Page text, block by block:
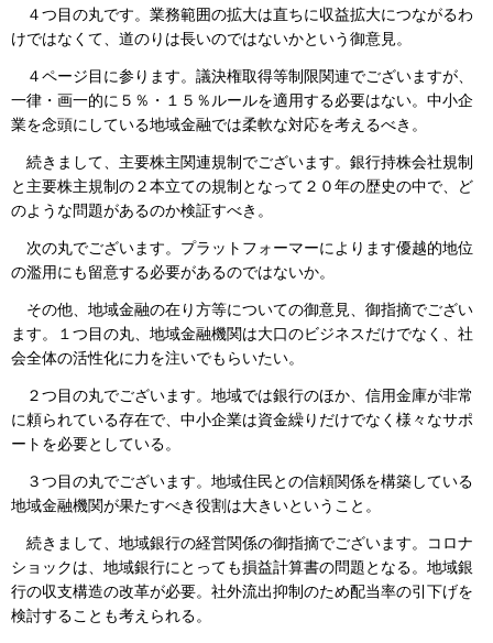
４つ目の丸です。業務範囲の拡大は直ちに収益拡大につながるわ
けではなくて、道のりは長いのではないかという御意見。
４ページ目に参ります。議決権取得等制限関連でございますが、
一律・画一的に５％・１５％ルールを適用する必要はない。中小企
業を念頭にしている地域金融では柔軟な対応を考えるべき。
続きまして、主要株主関連規制でございます。銀行持株会社規制
と主要株主規制の２本立ての規制となって２０年の歴史の中で、ど
のような問題があるのか検証すべき。
次の丸でございます。プラットフォーマーによります優越的地位
の濫用にも留意する必要があるのではないか。
その他、地域金融の在り方等についての御意見、御指摘でござい
ます。１つ目の丸、地域金融機関は大口のビジネスだけでなく、社
会全体の活性化に力を注いでもらいたい。
２つ目の丸でございます。地域では銀行のほか、信用金庫が非常
に頼られている存在で、中小企業は資金繰りだけでなく様々なサポ
ートを必要としている。
３つ目の丸でございます。地域住民との信頼関係を構築している
地域金融機関が果たすべき役割は大きいということ。
続きまして、地域銀行の経営関係の御指摘でございます。コロナ
ショックは、地域銀行にとっても損益計算書の問題となる。地域銀
行の収支構造の改革が必要。社外流出抑制のため配当率の引下げを
検討することも考えられる。